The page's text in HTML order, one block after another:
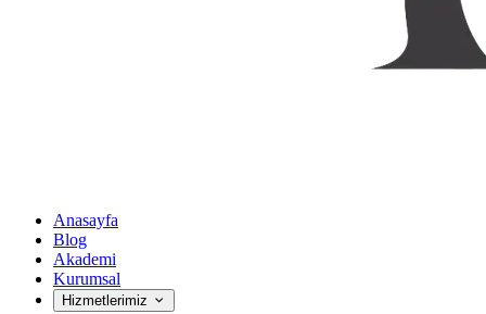
Anasayfa
Blog
Akademi
Kurumsal
Hizmetlerimiz